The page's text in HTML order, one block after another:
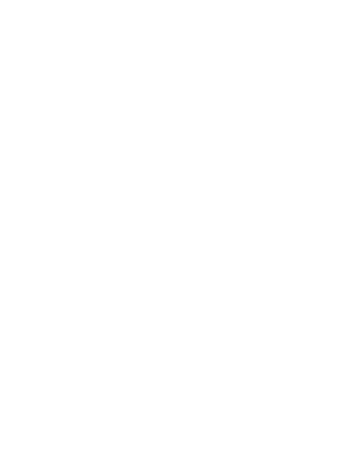
Implications
Pourquoi les
l’AI Act ne s’arrête
utilisé ou a un impact
anticipe déjà qu’à
cela pourrait évoluer.
L’AI Act impose sa